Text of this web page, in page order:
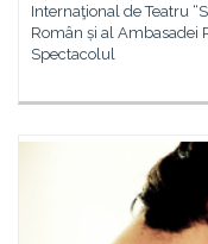
Internaţional de Teatru
Român și al Ambasadei
Spectacolul